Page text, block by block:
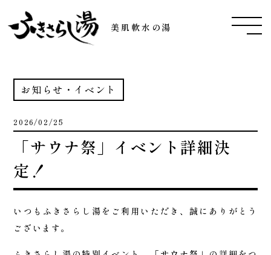
美肌軟水の湯
お知らせ・イベント
2026/02/25
「サウナ祭」イベント詳細決
定！
いつもふきさらし湯をご利用いただき、誠にありがとう
ございます。